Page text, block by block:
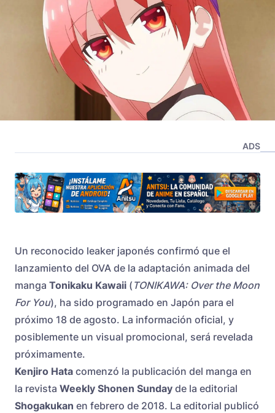
ADS
Un reconocido leaker japonés confirmó que el
lanzamiento del OVA de la adaptación animada del
manga Tonikaku Kawaii ( TONIKAWA: Over the Moon
For You), ha sido programado en Japón para el
próximo 18 de agosto. La información oficial, y
posiblemente un visual promocional, será revelada
próximamente.
Kenjiro Hata comenzó la publicación del manga en
la revista Weekly Shonen Sunday de la editorial
Shogakukan en febrero de 2018. La editorial publicó